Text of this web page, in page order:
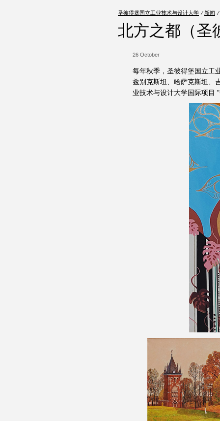
圣彼得堡国立工业技术与设计大学 ⁄ 新闻 ⁄
北方之都（圣
26 October
每年秋季，圣彼得堡国立工
兹别克斯坦、哈萨克斯坦、
业技术与设计大学国际项目